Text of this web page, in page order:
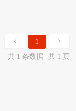
1
共 1 条数据
共 1 页